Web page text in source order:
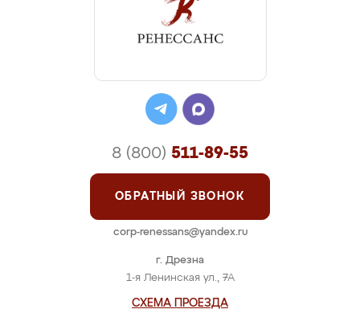
г. Дрезна
1-я Ленинская ул., 7А
СХЕМА ПРОЕЗДА
8 (800) 511-89-55
ОБРАТНЫЙ ЗВОНОК
corp-renessans@yandex.ru